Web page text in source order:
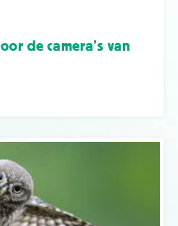
de camera’s van